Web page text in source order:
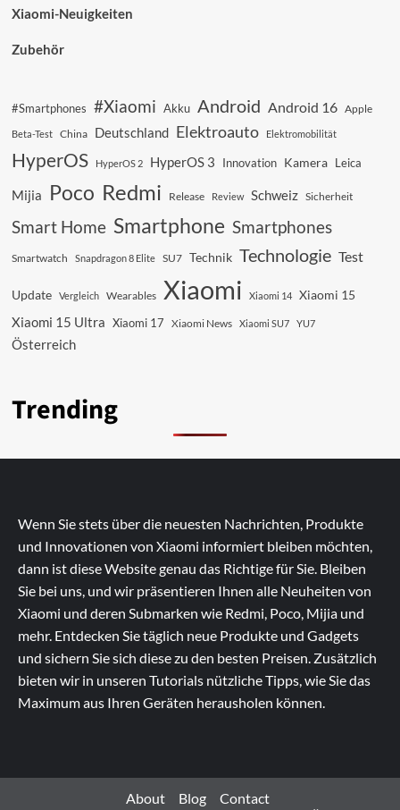
Xiaomi-Neuigkeiten
Zubehör
#Smartphones #Xiaomi Akku Android Android 16 Apple
Beta-Test China Deutschland Elektroauto Elektromobilität
HyperOS HyperOS 2 HyperOS 3 Innovation Kamera Leica
Mijia Poco Redmi Release Review Schweiz Sicherheit
Smart Home Smartphone Smartphones
Smartwatch Snapdragon 8 Elite SU7 Technik Technologie Test
Update Vergleich Wearables Xiaomi Xiaomi 14 Xiaomi 15
Xiaomi 15 Ultra Xiaomi 17 Xiaomi News Xiaomi SU7 YU7
Österreich
Trending
Wenn Sie stets über die neuesten Nachrichten, Produkte
und Innovationen von Xiaomi informiert bleiben möchten,
dann ist diese Website genau das Richtige für Sie. Bleiben
Sie bei uns, und wir präsentieren Ihnen alle Neuheiten von
Xiaomi und deren Submarken wie Redmi, Poco, Mijia und
mehr. Entdecken Sie täglich neue Produkte und Gadgets
und sichern Sie sich diese zu den besten Preisen. Zusätzlich
bieten wir in unseren Tutorials nützliche Tipps, wie Sie das
Maximum aus Ihren Geräten herausholen können.
About Blog
Contact